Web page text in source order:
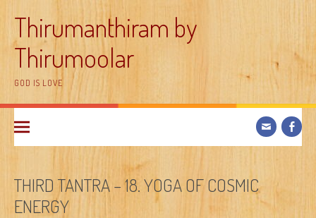
contentThirumanthiram by
Thirumoolar
GOD IS LOVE
THIRD TANTRA – 18. YOGA OF COSMIC
ENERGY